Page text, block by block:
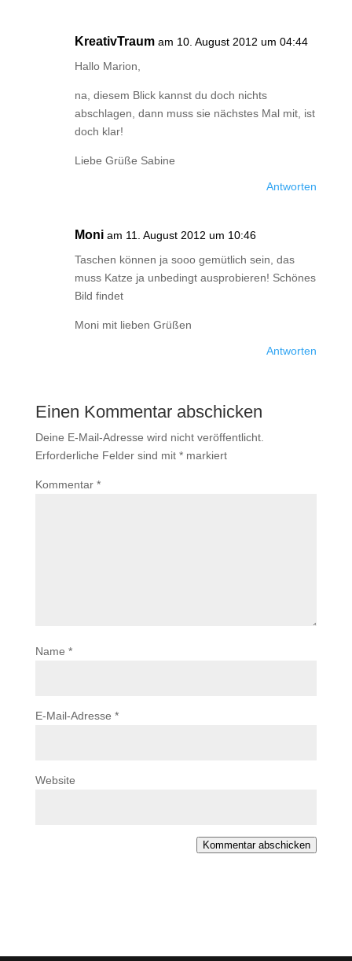
KreativTraum am 10. August 2012 um 04:44
Hallo Marion,
na, diesem Blick kannst du doch nichts
abschlagen, dann muss sie nächstes Mal mit, ist
doch klar!
Liebe Grüße Sabine
Antworten
Moni am 11. August 2012 um 10:46
Taschen können ja sooo gemütlich sein, das
muss Katze ja unbedingt ausprobieren! Schönes
Bild findet
Moni mit lieben Grüßen
Antworten
Einen Kommentar abschicken
Deine E-Mail-Adresse wird nicht veröffentlicht.
Erforderliche Felder sind mit *markiert
Kommentar *
Name *
E-Mail-Adresse *
Website
Kommentar abschicken